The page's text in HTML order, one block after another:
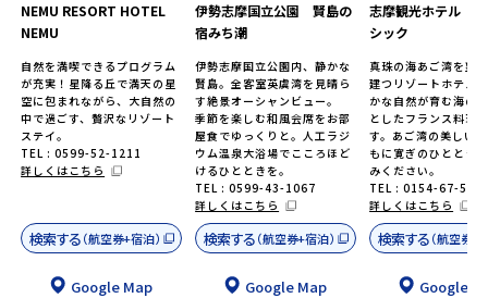
NEMU RESORT HOTEL
NEMU
自然を満喫できるプログラム
が充実！星降る丘で満天の星
空に包まれながら、大自然の
中で過ごす、贅沢なリゾート
ステイ。
TEL : 0599-52-1211
詳しくはこちら
検索する（航空券+宿泊）
Google Map
伊勢志摩国立公園 賢島の
宿みち潮
伊勢志摩国立公園内、静かな
賢島。全客室英虞湾を見晴ら
す絶景オーシャンビュー。
季節を楽しむ和風会席をお部
屋食でゆっくりと。人工ラジ
ウム温泉大浴場でこころほど
けるひとときを。
TEL : 0599-43-1067
詳しくはこちら
検索する（航空券+宿泊）
Google Map
志摩観光ホテル
シック
真珠の海あご湾を望
建つリゾートホテル
かな自然が育む海の
としたフランス料理
す。あご湾の美しい
もに寛ぎのひととき
みください。
TEL : 0154-67-
詳しくはこちら
検索する（航空券+
Google